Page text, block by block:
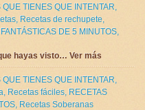
TIENES QUE INTENTAR,
, Recetas de rechupete,
DE 5 MINUTOS,
hayas visto… Ver más
TIENES QUE INTENTAR,
, Recetas fáciles, RECETAS
, Recetas Soberanas